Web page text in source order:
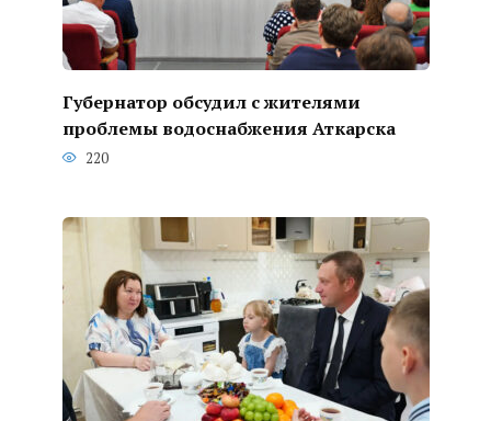
Губернатор обсудил с жителями
проблемы водоснабжения Аткарска
220